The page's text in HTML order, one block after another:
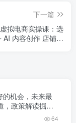
下一篇
拟电商实操课：选
AI 内容创作 店铺运
机会，未来最
，政策解读掘金
64